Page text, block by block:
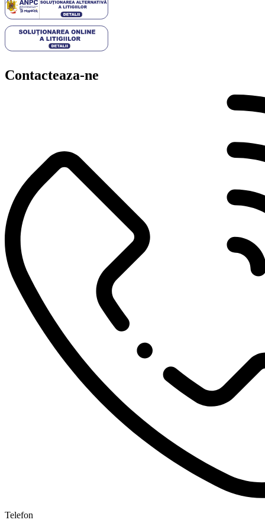
Contacteaza-ne
Telefon